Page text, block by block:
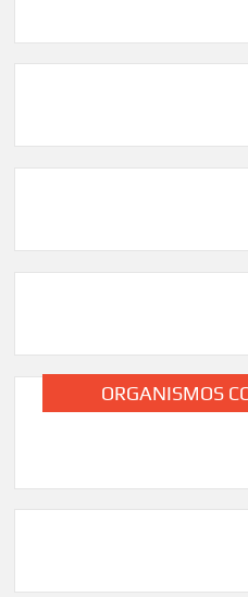
ORGANISMOS